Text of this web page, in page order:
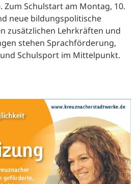
Zum Schulstart am Montag, 10.
neue bildungspolitische
zusätzlichen Lehrkräften und
stehen Sprachförderung,
Schulsport im Mittelpunkt.